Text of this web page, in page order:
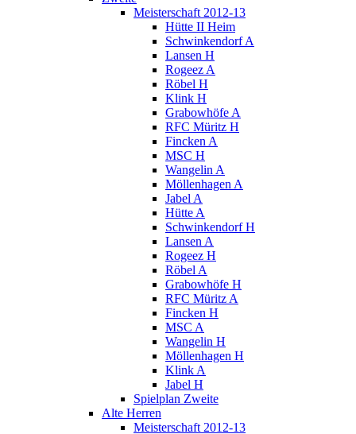
Meisterschaft 2012-13
Hütte II Heim
Schwinkendorf A
Lansen H
Rogeez A
Röbel H
Klink H
Grabowhöfe A
RFC Müritz H
Fincken A
MSC H
Wangelin A
Möllenhagen A
Jabel A
Hütte A
Schwinkendorf H
Lansen A
Rogeez H
Röbel A
Grabowhöfe H
RFC Müritz A
Fincken H
MSC A
Wangelin H
Möllenhagen H
Klink A
Jabel H
Spielplan Zweite
Alte Herren
Meisterschaft 2012-13